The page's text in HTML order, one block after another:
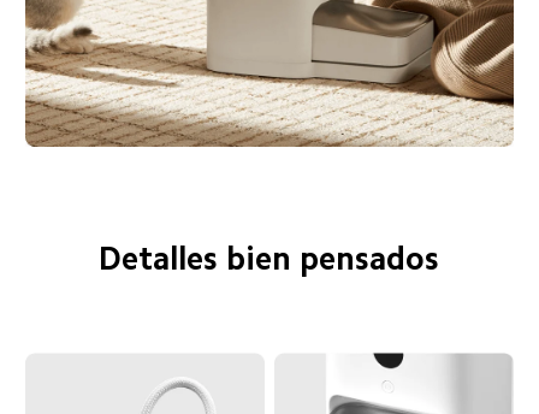
Detalles bien pensados